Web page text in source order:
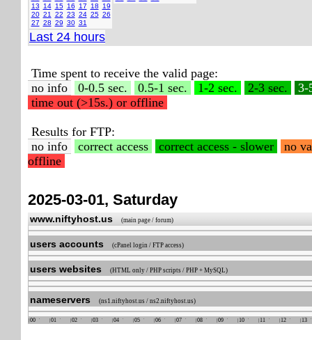
13
14 15 16 17 18
19
20 21 22 23 24 25 26
27 28 29 30 31
Last 24 hours
Time spent to receive the valid page:
no info
0-0.5 sec. 0.5-1 sec. 1-2 sec. 2-3 sec.
3-
time out (>15s.) or offline
Results for FTP:
no info
correct access correct access - slower
no
offline
2025-03-01, Saturday
www.niftyhost.us (main page / forum)
users accounts (cPanel login / FTP access)
users websites (HTML only / PHP scripts / PHP + MySQL)
nameservers (ns1.niftyhost.us / ns2.niftyhost.us)
00 01 02 03 04 05 06 07 08 09 10 11 12 13